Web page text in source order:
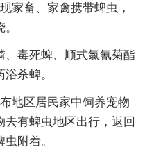
家畜、家禽携带蜱虫，
、毒死蜱、顺式氯氰菊酯
杀蜱。
地区居民家中饲养宠物
有蜱虫地区出行，返回
附着。